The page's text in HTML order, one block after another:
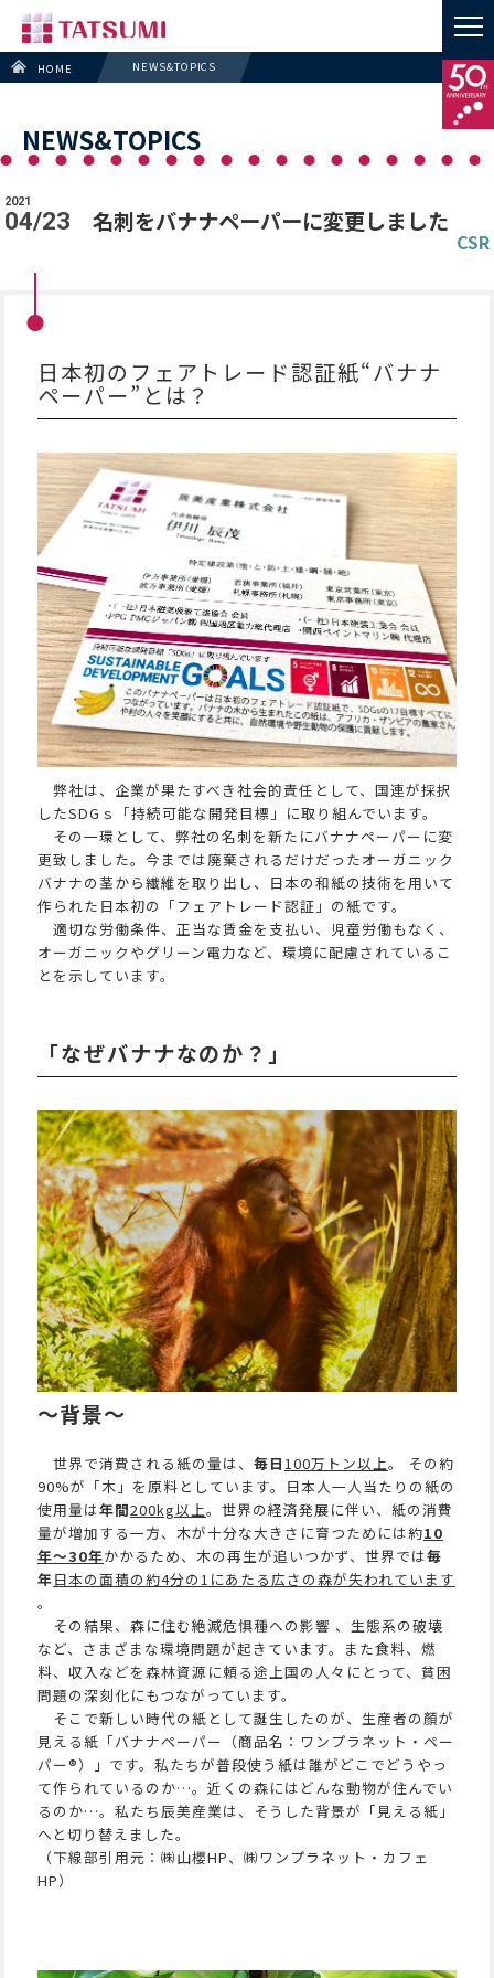
HOME NEWS&TOPICS
NEWS&TOPICS
2021
04/23 名刺をバナナペーパーに変更しました
CSR
日本初のフェアトレード認証紙“バナナ
ペーパー”とは？
弊社は、企業が果たすべき社会的責任として、国連が採択
したSDGｓ「持続可能な開発目標」に取り組んでいます。
その一環として、弊社の名刺を新たにバナナペーパーに変
更致しました。今までは廃棄されるだけだったオーガニック
バナナの茎から繊維を取り出し、日本の和紙の技術を用いて
作られた日本初の「フェアトレード認証」の紙です。
適切な労働条件、正当な賃金を支払い、児童労働もなく、
オーガニックやグリーン電力など、環境に配慮されているこ
とを示しています。
「なぜバナナなのか？」
～背景～
世界で消費される紙の量は、 毎日100万トン以上。 その約
90%が「木」を原料としています。日本人一人当たりの紙の
使用量は年間200kg以上。世界の経済発展に伴い、紙の消費
量が増加する一方、木が十分な大きさに育つためには約10
年〜30年かかるため、木の再生が追いつかず、世界では毎
年日本の面積の約4分の1にあたる広さの森が失われています
。
その結果、森に住む絶滅危惧種への影響 、生態系の破壊
など、さまざまな環境問題が起きています。また食料、燃
料、収入などを森林資源に頼る途上国の人々にとって、貧困
問題の深刻化にもつながっています。
そこで新しい時代の紙として誕生したのが、生産者の顏が
見える紙「バナナペーパー（商品名：ワンプラネット・ペー
パー®）」です。私たちが普段使う紙は誰がどこでどうやっ
て作られているのか…。近くの森にはどんな動物が住んでい
るのか…。 私たち辰美産業は、そうした背景が 「見える紙」
へと切り替えました。
（下線部引用元：㈱山櫻HP、㈱ワンプラネット・カフェ
HP）